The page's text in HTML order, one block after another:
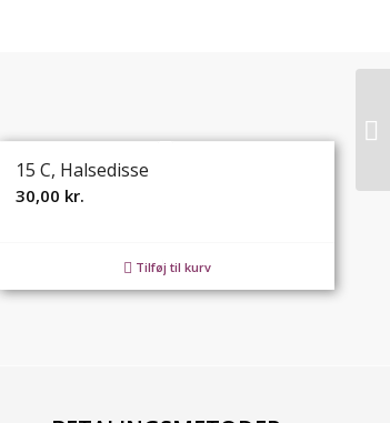
15 C, Halsedisse
30,00 kr.
Tilføj til kurv